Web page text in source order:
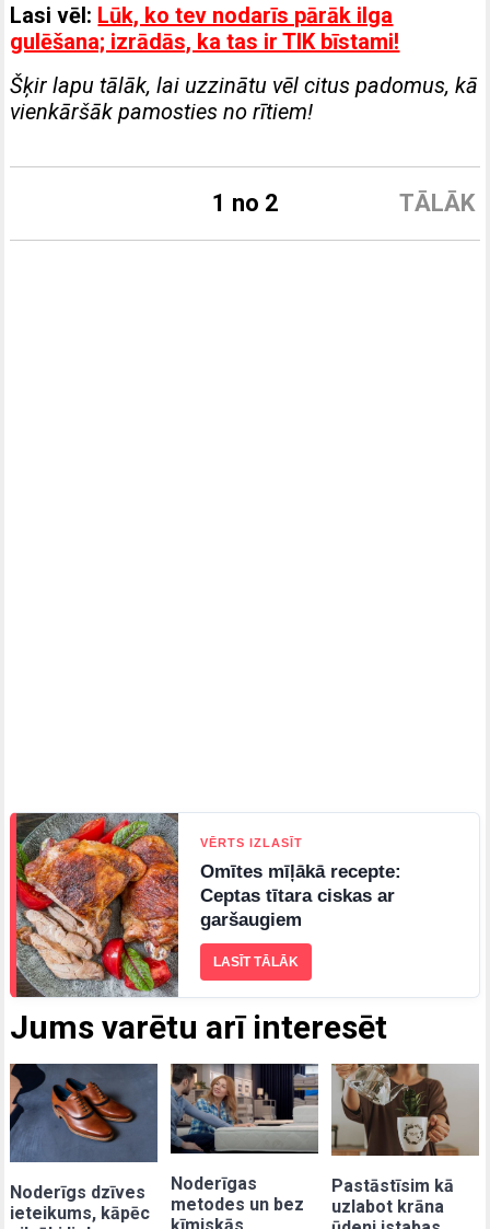
Lasi vēl: Lūk, ko tev nodarīs pārāk ilga
gulēšana; izrādās, ka tas ir TIK bīstami!
Šķir lapu tālāk, lai uzzinātu vēl citus padomus, kā
vienkāršāk pamosties no rītiem!
TĀLĀK
1 no 2
Jums varētu arī interesēt
Noderīgs dzīves
ieteikums, kāpēc
Noderīgas
metodes un bez
Pastāstīsim kā
uzlabot krāna
VĒRTS IZLASĪT
Omītes mīļākā recepte:
Ceptas tītara ciskas ar
garšaugiem
LASĪT TĀLĀK